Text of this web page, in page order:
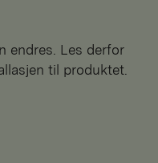
endres. Les derfor
til produktet.